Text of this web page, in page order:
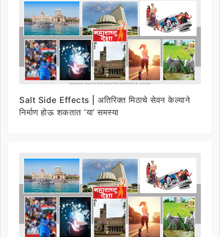
Salt Side Effects | अतिरिक्त मिठाचे सेवन केल्याने
निर्माण होऊ शकतात ‘या’ समस्या